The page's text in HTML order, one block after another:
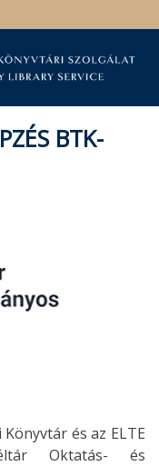
BTK-
és az ELTE
Oktatás- és